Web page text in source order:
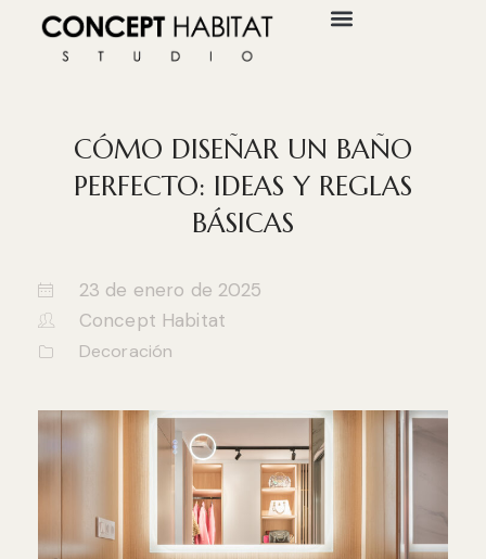
CÓMO DISEÑAR UN BAÑO
PERFECTO: IDEAS Y REGLAS
BÁSICAS
23 de enero de 2025
Concept Habitat
Decoración